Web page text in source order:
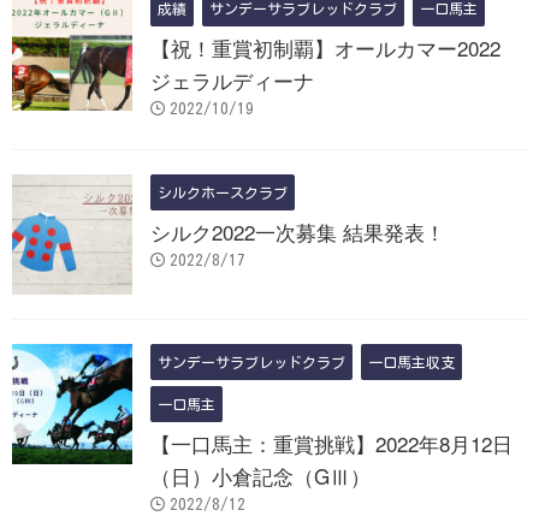
成績 サンデーサラブレッドクラブ 一口馬主
【祝！重賞初制覇】オールカマー2022
ジェラルディーナ
2022/10/19
シルクホースクラブ
シルク2022一次募集 結果発表！
2022/8/17
サンデーサラブレッドクラブ 一口馬主収支
一口馬主
【一口馬主：重賞挑戦】2022年8月12日
（日）小倉記念（GⅢ）
2022/8/12